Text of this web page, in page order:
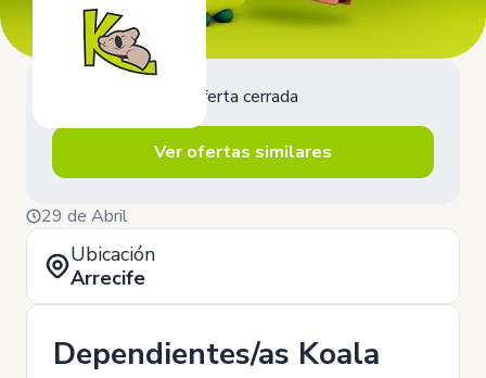
Oferta cerrada
Ver ofertas similares
29 de Abril
Ubicación
Arrecife
Dependientes/as Koala